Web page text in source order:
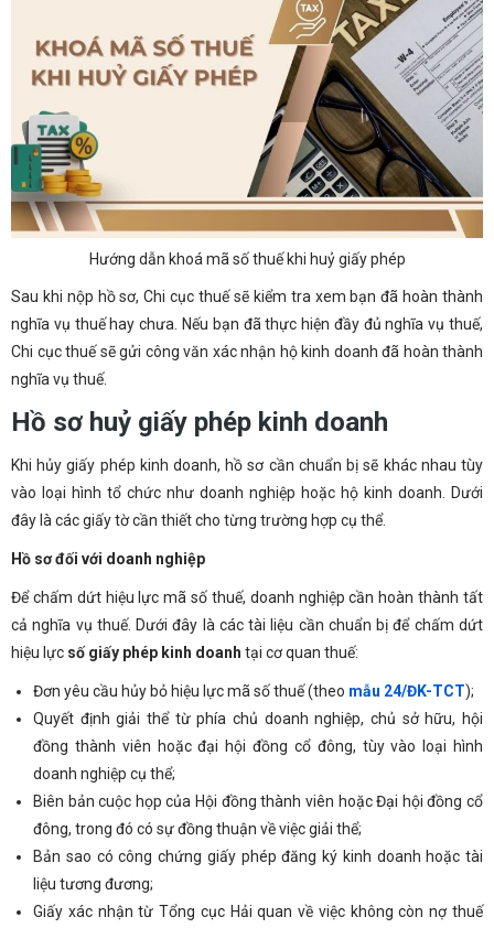
Hướng dẫn khoá mã số thuế khi huỷ giấy phép
Sau khi nộp hồ sơ, Chi cục thuế sẽ kiểm tra xem bạn đã hoàn thành
nghĩa vụ thuế hay chưa. Nếu bạn đã thực hiện đầy đủ nghĩa vụ thuế,
Chi cục thuế sẽ gửi công văn xác nhận hộ kinh doanh đã hoàn thành
nghĩa vụ thuế.
Hồ sơ huỷ giấy phép kinh doanh
Khi hủy giấy phép kinh doanh, hồ sơ cần chuẩn bị sẽ khác nhau tùy
vào loại hình tổ chức như doanh nghiệp hoặc hộ kinh doanh. Dưới
đây là các giấy tờ cần thiết cho từng trường hợp cụ thể.
Hồ sơ đối với doanh nghiệp
Để chấm dứt hiệu lực mã số thuế, doanh nghiệp cần hoàn thành tất
cả nghĩa vụ thuế. Dưới đây là các tài liệu cần chuẩn bị để chấm dứt
hiệu lực số giấy phép kinh doanh tại cơ quan thuế:
Đơn yêu cầu hủy bỏ hiệu lực mã số thuế (theo mẫu 24/ĐK-TCT);
Quyết định giải thể từ phía chủ doanh nghiệp, chủ sở hữu, hội
đồng thành viên hoặc đại hội đồng cổ đông, tùy vào loại hình
doanh nghiệp cụ thể;
Biên bản cuộc họp của Hội đồng thành viên hoặc Đại hội đồng cổ
đông, trong đó có sự đồng thuận về việc giải thể;
Bản sao có công chứng giấy phép đăng ký kinh doanh hoặc tài
liệu tương đương;
Giấy xác nhận từ Tổng cục Hải quan về việc không còn nợ thuế